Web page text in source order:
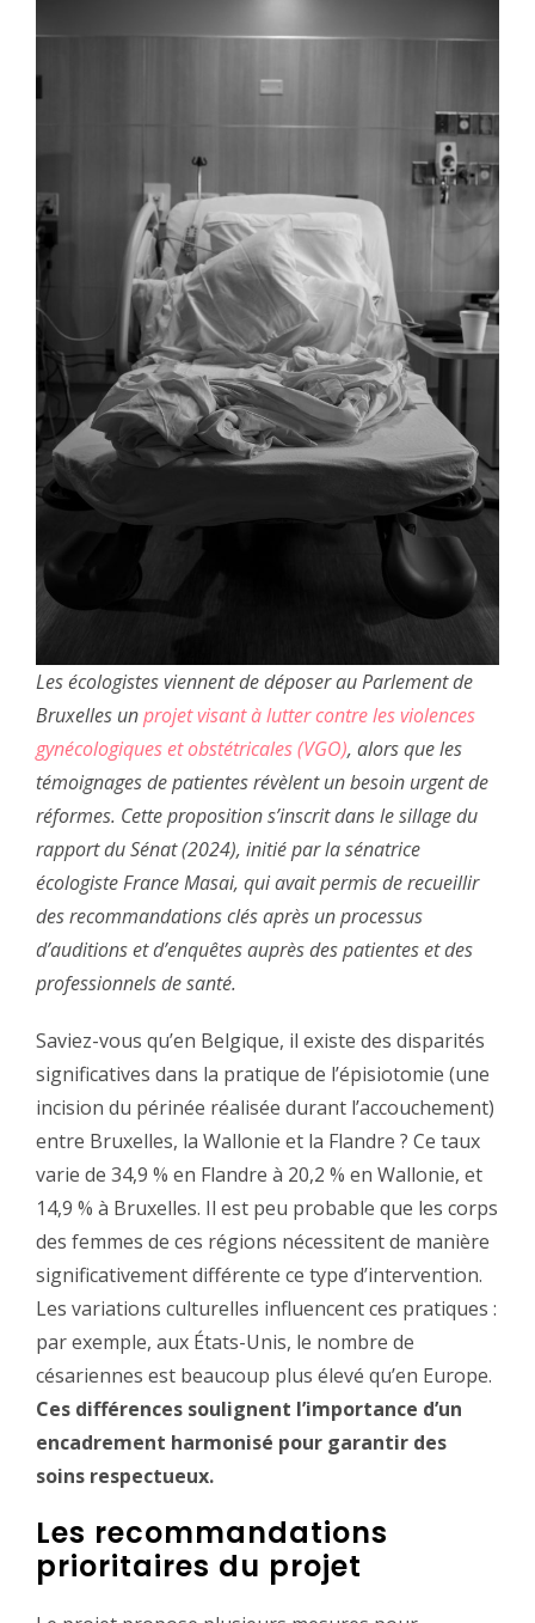
Les écologistes viennent de déposer au Parlement de
Bruxelles unprojet visant à lutter contre les violences
gynécologiques et obstétricales (VGO), alors que les
témoignages de patientes révèlent un besoin urgent de
réformes. Cette proposition s’inscrit dans le sillage du
rapport du Sénat (2024), initié par la sénatrice
écologiste France Masai, qui avait permis de recueillir
des recommandations clés après un processus
d’auditions et d’enquêtes auprès des patientes et des
professionnels de santé.
Saviez-vous qu’en Belgique, il existe des disparités
significatives dans la pratique de l’épisiotomie (une
incision du périnée réalisée durant l’accouchement)
entre Bruxelles, la Wallonie et la Flandre ? Ce taux
varie de 34,9 % en Flandre à 20,2 % en Wallonie, et
14,9 % à Bruxelles. Il est peu probable que les corps
des femmes de ces régions nécessitent de manière
significativement différente ce type d’intervention.
Les variations culturelles influencent ces pratiques :
par exemple, aux États-Unis, le nombre de
césariennes est beaucoup plus élevé qu’en Europe.
Ces différences soulignent l’importance d’un
encadrement harmonisé pour garantir des
soins respectueux.
Les recommandations
prioritaires du projet